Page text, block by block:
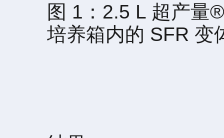
图 1：2.5 L 超产量
培养箱内的 SFR 变